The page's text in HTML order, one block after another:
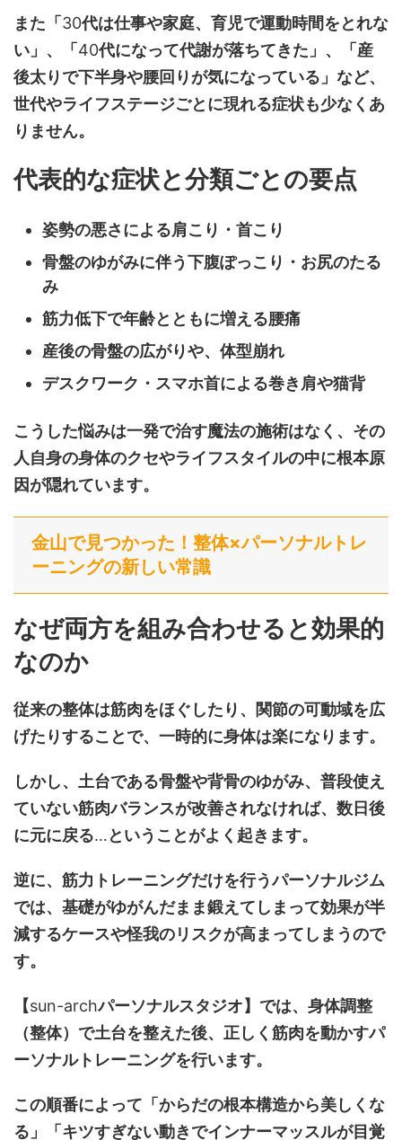
また「 30代は仕事や家庭、育児で運動時間をとれな
い」、「 40代になって代謝が落ちてきた」、「産
後太りで下半身や腰回りが気になっている」など、
世代やライフステージごとに現れる症状も少なくあ
りません。
代表的な症状と分類ごとの要点
姿勢の悪さによる肩こり・首こり
骨盤のゆがみに伴う下腹ぽっこり・お尻のたる
み
筋力低下で年齢とともに増える腰痛
産後の骨盤の広がりや、体型崩れ
デスクワーク・スマホ首による巻き肩や猫背
こうした悩みは一発で治す魔法の施術はなく、その
人自身の身体のクセやライフスタイルの中に根本原
因が隠れています。
金山で見つかった！整体×パーソナルトレ
ーニングの新しい常識
なぜ両方を組み合わせると効果的
なのか
従来の整体は筋肉をほぐしたり、関節の可動域を広
げたりすることで、一時的に身体は楽になります。
しかし、土台である骨盤や背骨のゆがみ、普段使え
ていない筋肉バランスが改善されなければ、数日後
に元に戻る…ということがよく起きます。
逆に、筋力トレーニングだけを行うパーソナルジム
では、基礎がゆがんだまま鍛えてしまって効果が半
減するケースや怪我のリスクが高まってしまうので
す。
【sun-archパーソナルスタジオ】では、身体調整
（整体）で土台を整えた後、正しく筋肉を動かすパ
ーソナルトレーニングを行います。
この順番によって「からだの根本構造から美しくな
る」「キツすぎない動きでインナーマッスルが目覚